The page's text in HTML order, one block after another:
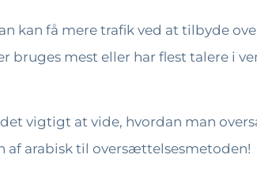
kan få mere trafik ved at tilbyde
bruges mest eller har flest talere i
vigtigt at vide, hvordan man
af ​​arabisk til oversættelsesmetoden!